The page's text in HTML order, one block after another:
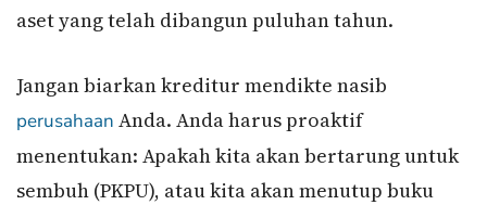
aset yang telah dibangun puluhan tahun.
Jangan biarkan kreditur mendikte nasib
perusahaan Anda. Anda harus proaktif
menentukan: Apakah kita akan bertarung untuk
sembuh (PKPU), atau kita akan menutup buku